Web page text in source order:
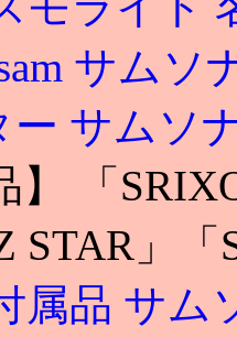
サムソ
ー サムソ
】 「
STAR」
属品 サム